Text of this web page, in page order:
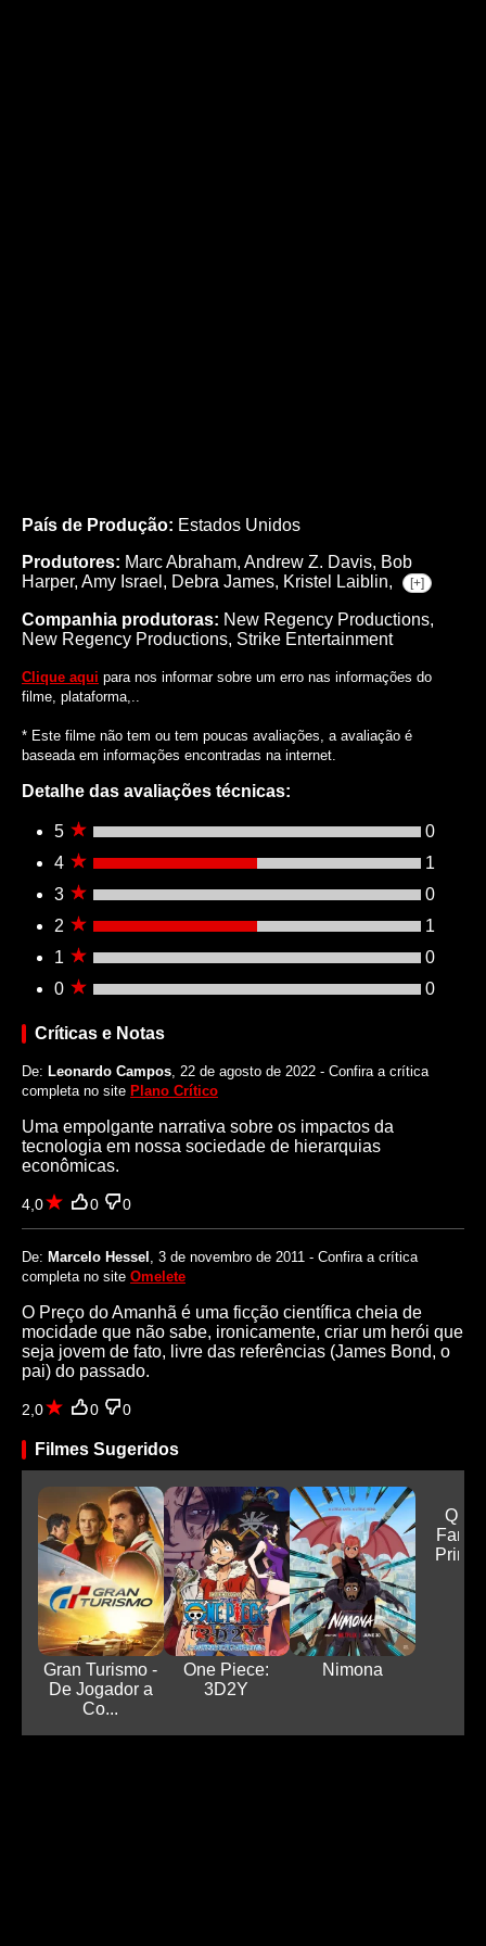
País de Produção: Estados Unidos
Produtores: Marc Abraham, Andrew Z. Davis, Bob
Harper, Amy Israel, Debra James, Kristel Laiblin, [+]
Companhia produtoras: New Regency Productions,
New Regency Productions, Strike Entertainment
Clique aqui para nos informar sobre um erro nas informações do
filme, plataforma,..
* Este filme não tem ou tem poucas avaliações, a avaliação é
baseada em informações encontradas na internet.
Detalhe das avaliações técnicas:
5
0
4
1
3
0
2
1
1
0
0
0
Críticas e Notas
De: Leonardo Campos , 22 de agosto de 2022 - Confira a crítica
completa no site Plano Crítico
Uma empolgante narrativa sobre os impactos da
tecnologia em nossa sociedade de hierarquias
econômicas.
4,0 0 0
De: Marcelo Hessel , 3 de novembro de 2011 - Confira a crítica
completa no site Omelete
O Preço do Amanhã é uma ficção científica cheia de
mocidade que não sabe, ironicamente, criar um herói que
seja jovem de fato, livre das referências (James Bond, o
pai) do passado.
2,0 0 0
Filmes Sugeridos
Gran Turismo -
De Jogador a
Co...
One Piece:
3D2Y
Nimona